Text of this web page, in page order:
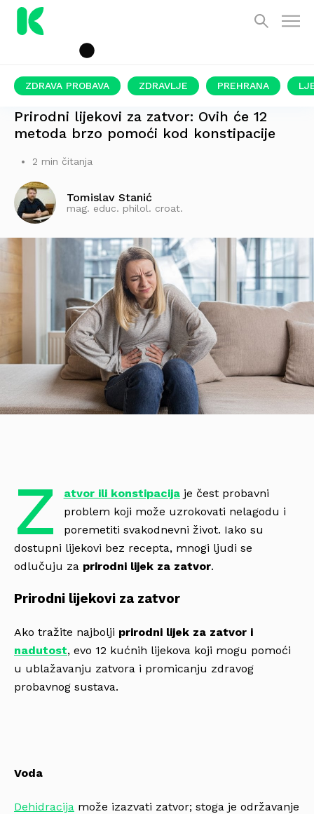
ZDRAVA PROBAVA ZDRAVLJE PREHRANA
Prirodni lijekovi za zatvor: Ovih će 12
metoda brzo pomoći kod konstipacije
2 min čitanja
Tomislav Stanić
mag. educ. philol. croat.
Z atvor ili konstipacijaje čest probavni
problem koji može uzrokovati nelagodu i
poremetiti svakodnevni život. Iako su
dostupni lijekovi bez recepta, mnogi ljudi se
odlučuju za prirodni lijek za zatvor.
Prirodni lijekovi za zatvor
Ako tražite najbolji prirodni lijek za zatvor i
nadutost, evo 12 kućnih lijekova koji mogu pomoći
u ublažavanju zatvora i promicanju zdravog
probavnog sustava.
Voda
Dehidracija može izazvati zatvor; stoga je održavanje